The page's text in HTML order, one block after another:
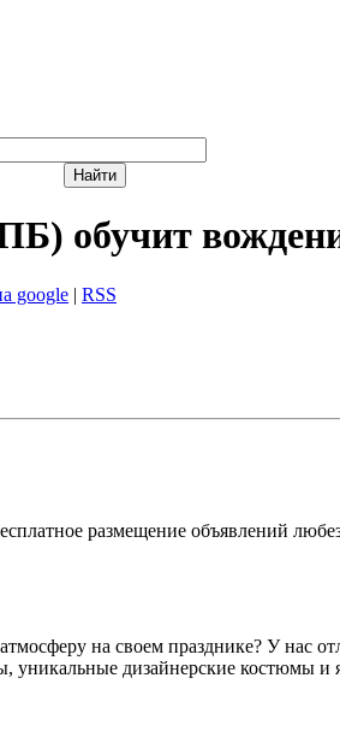
обучит
google | RSS
размещение объявлений
на своем празднике? У нас
уникальные дизайнерские костюмы